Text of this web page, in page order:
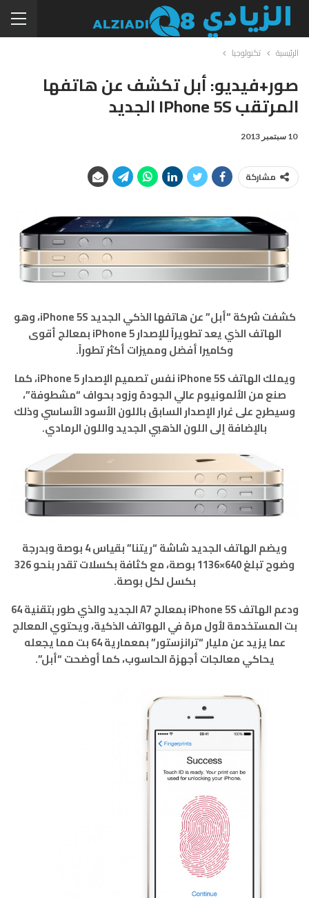
الرئيسية تكنولوجيا
صور+فيديو: أبل تكشف عن هاتفها
المرتقب IPhone 5S الجديد
10 سبتمبر 2013
مشاركة
كشفت شركة “أبل” عن هاتفها الذكي الجديد iPhone 5S، وهو
الهاتف الذي يعد تطويراً للإصدار iPhone 5 بمعالج أقوى
وكاميرا أفضل ومميزات أكثر تطوراً.
ويملك الهاتف iPhone 5S نفس تصميم الإصدار iPhone 5، كما
صنع من الألمونيوم عالي الجودة وزود بحواف “مشطوفة”،
وسيطرح على غرار الإصدار السابق باللون الأسود الأساسي وذلك
بالإضافة إلى اللون الذهبي الجديد واللون الرمادي.
ويضم الهاتف الجديد شاشة “ريتنا” بقياس 4 بوصة وبدرجة
وضوح تبلغ 640×1136 بوصة، مع كثافة بكسلات تقدر بنحو 326
بكسل لكل بوصة.
ودعم الهاتف iPhone 5S بمعالج A7 الجديد والذي طور بتقنية 64
بت المستخدمة لأول مرة في الهواتف الذكية، ويحتوي المعالج
عما يزيد عن مليار “ترانزستور” بمعمارية 64 بت مما يجعله
يحاكي معالجات أجهزة الحاسوب، كما أوضحت “أبل”.